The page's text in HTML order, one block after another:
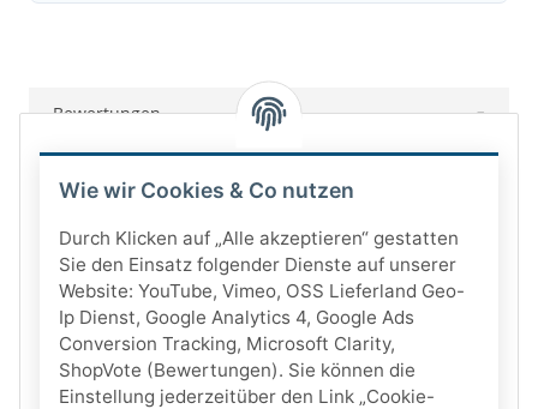
Bewertungen
Wie wir Cookies & Co nutzen
Durch Klicken auf „Alle akzeptieren“ gestatten
Sie den Einsatz folgender Dienste auf unserer
Website: YouTube, Vimeo, OSS Lieferland Geo-
Ip Dienst, Google Analytics 4, Google Ads
Conversion Tracking, Microsoft Clarity,
ShopVote (Bewertungen). Sie können die
Einstellung jederzeitüber den Link „Cookie-